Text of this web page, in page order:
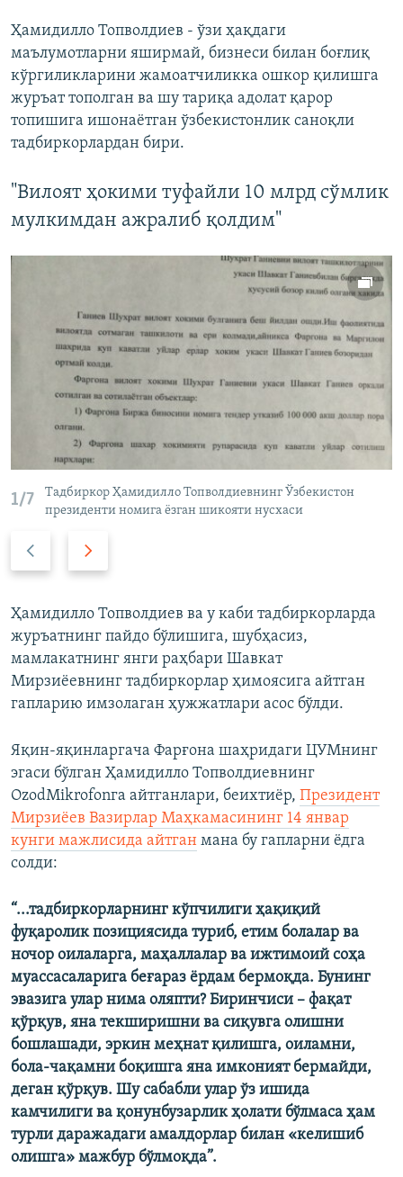
Ҳамидилло Топволдиев - ўзи ҳақдаги
маълумотларни яширмай, бизнеси билан боғлиқ
кўргиликларини жамоатчиликка ошкор қилишга
журъат тополган ва шу тариқа адолат қарор
топишига ишонаётган ўзбекистонлик саноқли
тадбиркорлардан бири.
"Вилоят ҳокими туфайли 10 млрд сўмлик
мулкимдан ажралиб қолдим"
1/7
Тадбиркор Ҳамидилло Топволдиевнинг Ўзбекистон
президенти номига ëзган шикояти нусхаси
и
н
г
и
с
а
й
д
и
н
г
и
с
а
й
д
Ҳамидилло Топволдиев ва у каби тадбиркорларда
журъатнинг пайдо бўлишига, шубҳасиз,
мамлакатнинг янги раҳбари Шавкат
Мирзиёевнинг тадбиркорлар ҳимоясига айтган
гапларию имзолаган ҳужжатлари асос бўлди.
Яқин-яқинларгача Фарғона шаҳридаги ЦУМнинг
эгаси бўлган Ҳамидилло Топволдиевнинг
OzodMikrofonга айтганлари, беихтиёр, Президент
Мирзиёев Вазирлар Маҳкамасининг 14 январ
кунги мажлисида айтган мана бу гапларни ёдга
солди:
“...тадбиркорларнинг кўпчилиги ҳақиқий
фуқаролик позициясида туриб, етим болалар ва
ночор оилаларга, маҳаллалар ва ижтимоий соҳа
муассасаларига беғараз ёрдам бермоқда. Бунинг
эвазига улар нима оляпти? Биринчиси – фақат
қўрқув, яна текширишни ва сиқувга олишни
бошлашади, эркин меҳнат қилишга, оиламни,
бола-чақамни боқишга яна имконият бермайди,
деган қўрқув. Шу сабабли улар ўз ишида
камчилиги ва қонунбузарлик ҳолати бўлмаса ҳам
турли даражадаги амалдорлар билан «келишиб
олишга» мажбур бўлмоқда”.